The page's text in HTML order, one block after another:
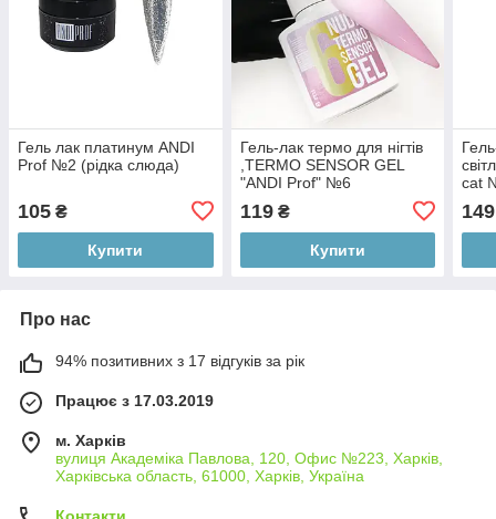
Гель лак платинум ANDI
Prof №2 (рідка слюда)
105 ₴
Купити
Гель-лак термо для нігтів
,TERMO SENSOR GEL
"ANDI Prof" №6
119₴
Купити
cat
149
Про нас
94% позитивних з 17 відгуків за рік
Працює з 17.03.2019
м. Харків
вулиця Академіка Павлова, 120, Офис №223, Харків,
Харківська область, 61000, Харків, Україна